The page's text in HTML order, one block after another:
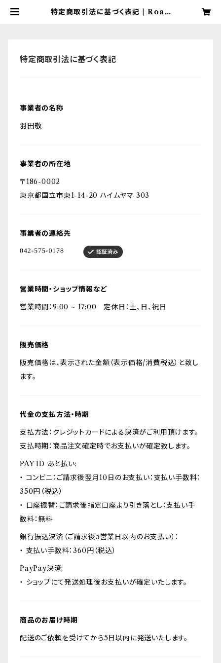
特定商取引法に基づく表記 | Road
特定商取引法に基づく表記
事業者の名称
羽田敬
事業者の所在地
〒186-0002
東京都国立市東1-14-20 ハイムヤマ 303
事業者の連絡先
営業時間・ショップ情報など
営業時間：9:00 ~ 17:00 定休日：土、日、祝日
販売価格
販売価格は、表示された金額（表示価格/消費税込）と致し
ます。
代金の支払方法・時期
支払方法：クレジットカードによる決済がご利用頂けます。
支払時期：商品注文確定時でお支払いが確定致します。
PAY ID あと払い:
・ コンビニ：ご請求後翌月10日のお支払い：支払い手数料：
350円（税込）
・ 口座振替：ご請求後指定口座より引き落とし：支払い手
数料：無料
銀行振込決済（ご請求後5営業日以内のお支払い）：
・ 支払い手数料：360円（税込）
PayPay決済:
・ ショップにて発送処理後お支払いが確定いたします。
商品のお届け時期
配送のご依頼を受けてから5日以内に発送いたします。